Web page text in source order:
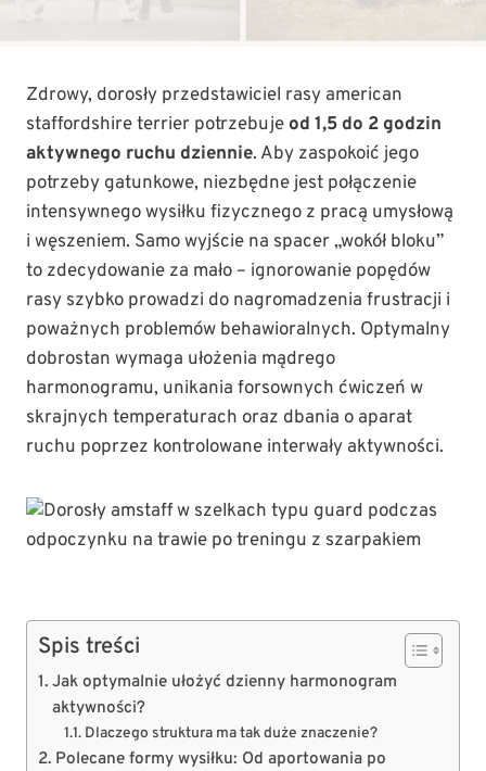
Zdrowy, dorosły przedstawiciel rasy american
staffordshire terrier potrzebuje od 1,5 do 2 godzin
aktywnego ruchu dziennie. Aby zaspokoić jego
potrzeby gatunkowe, niezbędne jest połączenie
intensywnego wysiłku fizycznego z pracą umysłową
i węszeniem. Samo wyjście na spacer „wokół bloku”
to zdecydowanie za mało – ignorowanie popędów
rasy szybko prowadzi do nagromadzenia frustracji i
poważnych problemów behawioralnych. Optymalny
dobrostan wymaga ułożenia mądrego
harmonogramu, unikania forsownych ćwiczeń w
skrajnych temperaturach oraz dbania o aparat
ruchu poprzez kontrolowane interwały aktywności.
Spis treści
Jak optymalnie ułożyć dzienny harmonogram
aktywności?
Dlaczego struktura ma tak duże znaczenie?
Polecane formy wysiłku: Od aportowania po